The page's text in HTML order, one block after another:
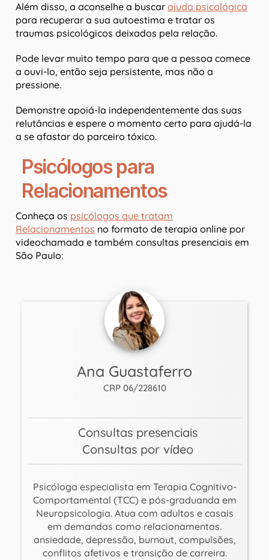
Além disso, a aconselhe a buscar ajuda psicológica
para recuperar a sua autoestima e tratar os
traumas psicológicos deixados pela relação.
Pode levar muito tempo para que a pessoa comece
a ouvi-lo, então seja persistente, mas não a
pressione.
Demonstre apoiá-la independentemente das suas
relutâncias e espere o momento certo para ajudá-la
a se afastar do parceiro tóxico.
Psicólogos para
Relacionamentos
Conheça os psicólogos que tratam
Relacionamentos no formato de terapia online por
videochamada e também consultas presenciais em
São Paulo:
Ana Guastaferro
CRP 06/228610
Consultas presenciais
Consultas por vídeo
Psicóloga especialista em Terapia Cognitivo-
Comportamental (TCC) e pós-graduanda em
Neuropsicologia. Atua com adultos e casais
em demandas como relacionamentos.
ansiedade, depressão, burnout, compulsões,
conflitos afetivos e transição de carreira.